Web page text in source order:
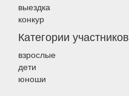
выездка
конкур
Категории участников
взрослые
дети
юноши